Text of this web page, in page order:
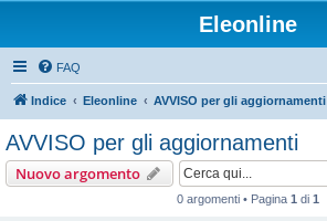
Eleonline
FAQ
Indice Eleonline AVVISO per gli aggiornamenti
AVVISO per gli aggiornamenti
Nuovo argomento
0 argomenti • Pagina 1 di 1